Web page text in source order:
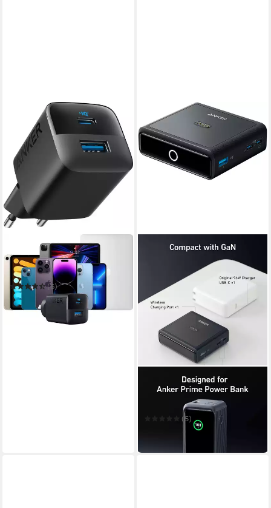
323 Dual-Port Smartphone-
Ladegerät
(6)
ab 32,24 €
in 4-5 Werktagen bei dir
100W für Prime Power Bank
EU-Stecker Ladestation
(5)